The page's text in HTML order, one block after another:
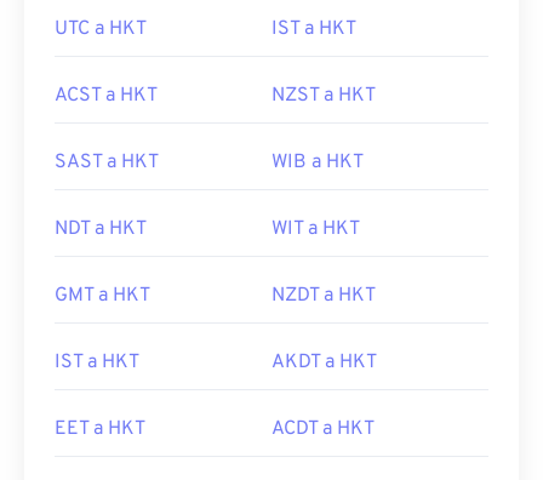
UTC a HKT IST a HKT
ACST a HKT NZST a HKT
SAST a HKT WIB a HKT
NDT a HKT WIT a HKT
GMT a HKT NZDT a HKT
IST a HKT AKDT a HKT
EET a HKT ACDT a HKT